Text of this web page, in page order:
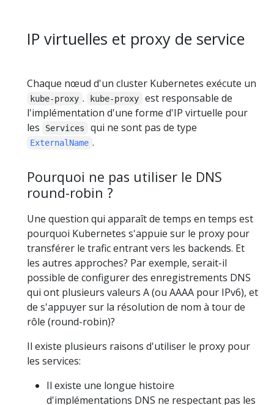
IP virtuelles et proxy de service
Chaque nœud d'un cluster Kubernetes exécute un
kube-proxy . kube-proxy
est responsable de
l'implémentation d'une forme d'IP virtuelle pour
les
Services qui ne sont pas de type
ExternalName .
Pourquoi ne pas utiliser le DNS
round-robin ?
Une question qui apparaît de temps en temps est
pourquoi Kubernetes s'appuie sur le proxy pour
transférer le trafic entrant vers les backends. Et
les autres approches? Par exemple, serait-il
possible de configurer des enregistrements DNS
qui ont plusieurs valeurs A (ou AAAA pour IPv6), et
de s'appuyer sur la résolution de nom à tour de
rôle (round-robin)?
Il existe plusieurs raisons d'utiliser le proxy pour
les services:
Il existe une longue histoire
d'implémentations DNS ne respectant pas les